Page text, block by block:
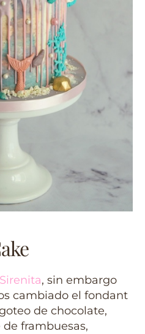
, sin embargo
cambiado el fondant
de chocolate,
frambuesas,